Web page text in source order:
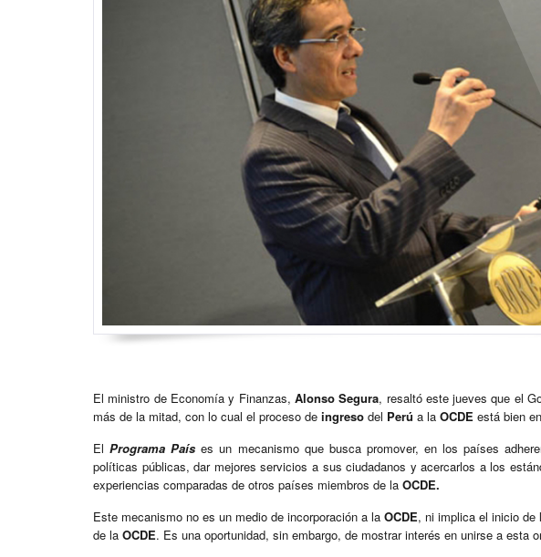
El ministro de Economía y Finanzas, Alonso Segura, resaltó este jueves que el
más de la mitad, con lo cual el proceso de ingreso del Perú a la OCDE está bien
ElPrograma País es un mecanismo que busca promover, en los países
políticas públicas, dar mejores servicios a sus ciudadanos y acercarlos a los
experiencias comparadas de otros países miembros de la OCDE.
Este mecanismo no es un medio de incorporación a la OCDE, ni implica el inicio de
de la OCDE. Es una oportunidad, sin embargo, de mostrar interés en unirse a esta